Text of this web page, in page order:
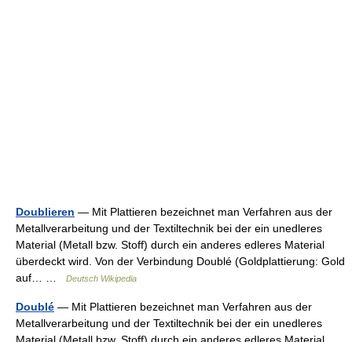
Doublieren — Mit Plattieren bezeichnet man Verfahren aus der
Metallverarbeitung und der Textiltechnik bei der ein unedleres
Material (Metall bzw. Stoff) durch ein anderes edleres Material
überdeckt wird. Von der Verbindung Doublé (Goldplattierung: Gold
auf… …
Deutsch Wikipedia
Doublé — Mit Plattieren bezeichnet man Verfahren aus der
Metallverarbeitung und der Textiltechnik bei der ein unedleres